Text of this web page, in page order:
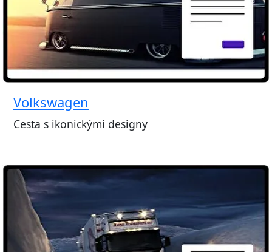
Volkswagen
Cesta s ikonickými designy